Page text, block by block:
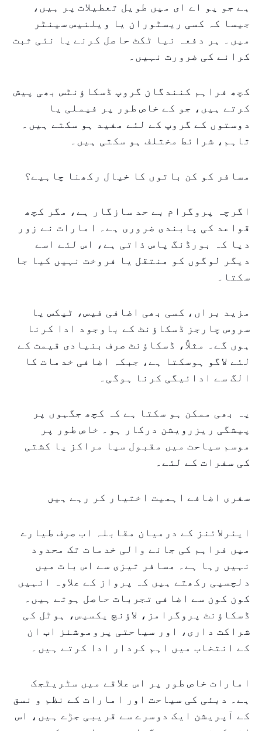
ہے جو یو اے ای میں طویل تعطیلات پر ہیں،
جیسا کہ کسی ریسٹوران یا ویلنیس سینٹر
میں۔ ہر دفعہ نیا ٹکٹ حاصل کرنے یا نئی ثبت
کرانے کی ضرورت نہیں۔
کچھ فراہم کنندگان گروپ ڈسکاؤنٹس بھی پیش
کرتے ہیں، جو کے خاص طور پر فیملی یا
دوستوں کے گروپ کے لئے مفید ہو سکتے ہیں۔
تاہم، شرائط مختلف ہو سکتی ہیں۔
مسافر کو کن باتوں کا خیال رکھنا چاہیے؟
اگرچہ پروگرام بے حد سازگار ہے، مگر کچھ
قواعد کی پابندی ضروری ہے۔ امارات نے زور
دیا کہ بورڈنگ پاس ذاتی ہے، اس لئے اسے
دیگر لوگوں کو منتقل یا فروخت نہیں کیا جا
سکتا۔
مزید براں، کسی بھی اضافی فیس، ٹیکس یا
سروس چارجز ڈسکاؤنٹ کے باوجود ادا کرنا
ہوں گے۔ مثلاً، ڈسکاؤنٹ صرف بنیادی قیمت کے
لئے لاگو ہوسکتا ہے، جبکہ اضافی خدمات کا
الگ سے ادائیگی کرنا ہوگی۔
یہ بھی ممکن ہو سکتا ہے کہ کچھ جگہوں پر
پیشگی ریزرویشن درکار ہو۔ خاص طور پر
موسم سیاحت میں مقبول سپا مراکز یا کشتی
کی سفرات کے لئے۔
سفری اضافے اہمیت اختیار کر رہے ہیں
ایئرلائنز کے درمیان مقابلہ اب صرف طیارے
میں فراہم کی جانے والی خدمات تک محدود
نہیں رہا ہے۔ مسافر تیزی سے اس بات میں
دلچسپی رکھتے ہیں کہ پرواز کے علاوہ انہیں
کون کون سے اضافی تجربات حاصل ہوتے ہیں۔
ڈسکاؤنٹ پروگرامز، لاؤنچ یکسیس، ہوٹل کی
شراکت داری، اور سیاحتی پروموشنز اب ان
کے انتخاب میں اہم کردار ادا کرتے ہیں۔
امارات خاص طور پر اس علاقے میں سٹریٹجک
ہے۔ دبئی کی سیاحت اور امارات کے نظم و نسق
کے آپریشن ایک دوسرے سے قریبی جڑے ہیں، اس